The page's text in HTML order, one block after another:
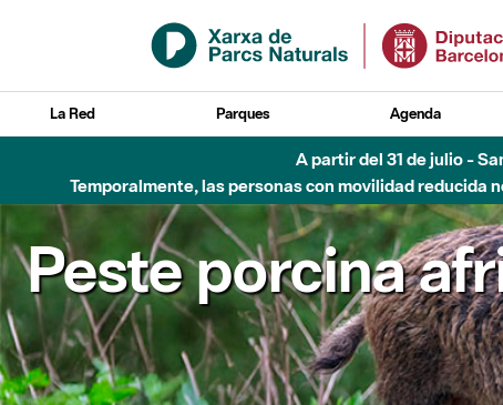
Saltar al contenido principal
La Red Parques Agenda
A partir del 31 de julio -
Temporalmente, las personas con movilidad reducida
Peste porcina